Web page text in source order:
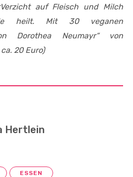
auf Fleisch und Milch
heilt. Mit 30 veganen
Dorothea Neumayr“ von
20 Euro)
Hertlein
ESSEN